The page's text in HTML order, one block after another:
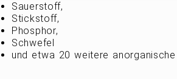
Sauerstoff,
Stickstoff,
Phosphor,
Schwefel
und etwa 20 weitere anorganische